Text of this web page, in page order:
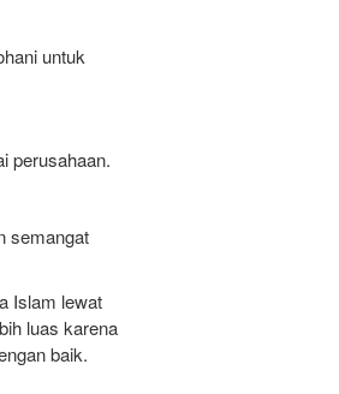
untuk
perusahaan.
semangat
Islam lewat
luas karena
baik.